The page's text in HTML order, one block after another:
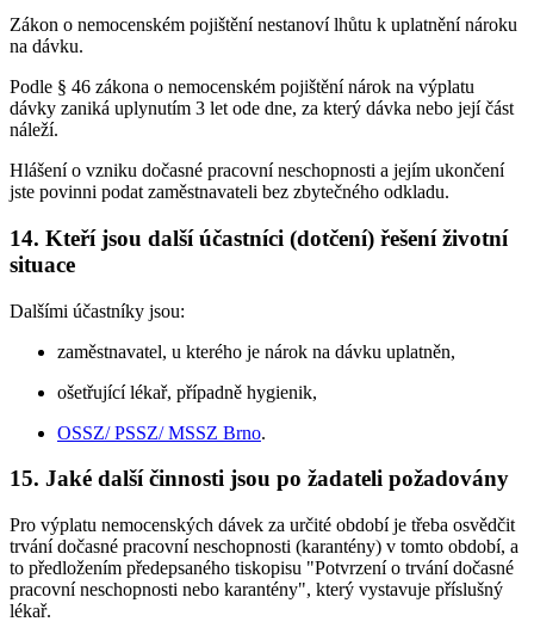
Zákon o nemocenském pojištění nestanoví lhůtu k uplatnění nároku
na dávku.
Podle § 46 zákona o nemocenském pojištění nárok na výplatu
dávky zaniká uplynutím 3 let ode dne, za který dávka nebo její část
náleží.
Hlášení o vzniku dočasné pracovní neschopnosti a jejím ukončení
jste povinni podat zaměstnavateli bez zbytečného odkladu.
14. Kteří jsou další účastníci (dotčení) řešení životní
situace
Dalšími účastníky jsou:
zaměstnavatel, u kterého je nárok na dávku uplatněn,
ošetřující lékař, případně hygienik,
OSSZ/ PSSZ/ MSSZ Brno.
15. Jaké další činnosti jsou po žadateli požadovány
Pro výplatu nemocenských dávek za určité období je třeba osvědčit
trvání dočasné pracovní neschopnosti (karantény) v tomto období, a
to předložením předepsaného tiskopisu "Potvrzení o trvání dočasné
pracovní neschopnosti nebo karantény", který vystavuje příslušný
lékař.